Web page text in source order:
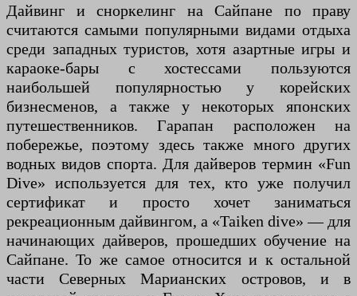
Дайвинг и сноркелинг на Сайпане по праву
считаются самыми популярными видами отдыха
среди западных туристов, хотя азартные игры и
караоке-бары с хостессами пользуются
наибольшей популярностью у корейских
бизнесменов, а также у некоторых японских
путешественников. Гарапан расположен на
побережье, поэтому здесь также много других
водных видов спорта. Для дайверов термин «Fun
Dive» используется для тех, кто уже получил
сертификат и просто хочет заниматься
рекреационным дайвингом, а «Taiken dive» — для
начинающих дайверов, прошедших обучение на
Сайпане. То же самое относится и к остальной
части Северных Марианских островов, и в